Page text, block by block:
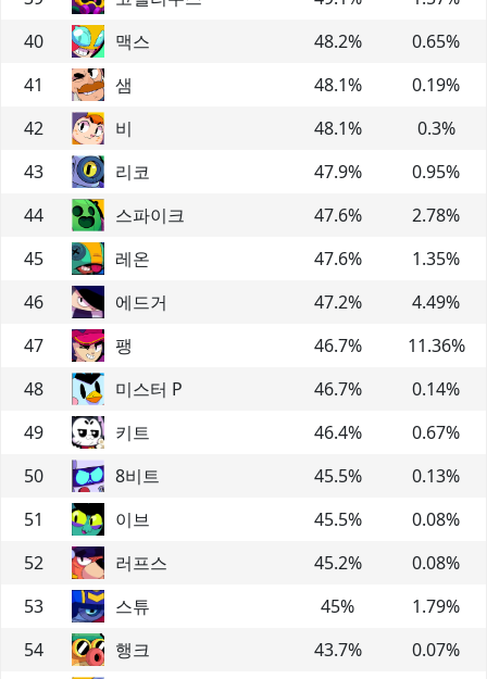
40
맥스 48.2% 0.65%
41
샘 48.1% 0.19%
42
비 48.1% 0.3%
43
리코 47.9% 0.95%
44
스파이크 47.6% 2.78%
45
레온 47.6% 1.35%
46
에드거 47.2% 4.49%
47
팽 46.7% 11.36%
48
미스터 P 46.7% 0.14%
49
키트 46.4% 0.67%
50
8비트 45.5% 0.13%
51
이브 45.5% 0.08%
52
러프스 45.2% 0.08%
53
스튜 45% 1.79%
54
행크 43.7% 0.07%